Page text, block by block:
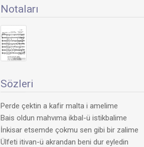
Notaları
Sözleri
Perde çektin a kafir malta i amelime
Bais oldun mahvıma ikbal-ü istikbalime
İnkisar etsemde çokmu sen gibi bir zalime
Ülfeti itivan-ü akrandan beni dur eyledin